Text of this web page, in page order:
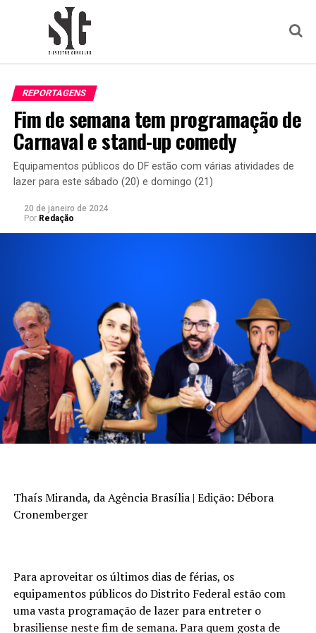
REPORTAGENS
Fim de semana tem programação de
Carnaval e stand-up comedy
Equipamentos públicos do DF estão com várias atividades de
lazer para este sábado (20) e domingo (21)
20 de janeiro de 2024
Por Redação
Thaís Miranda, da Agência Brasília | Edição: Débora
Cronemberger
Para aproveitar os últimos dias de férias, os
equipamentos públicos do Distrito Federal estão com
uma vasta programação de lazer para entreter o
brasiliense neste fim de semana. Para quem gosta de